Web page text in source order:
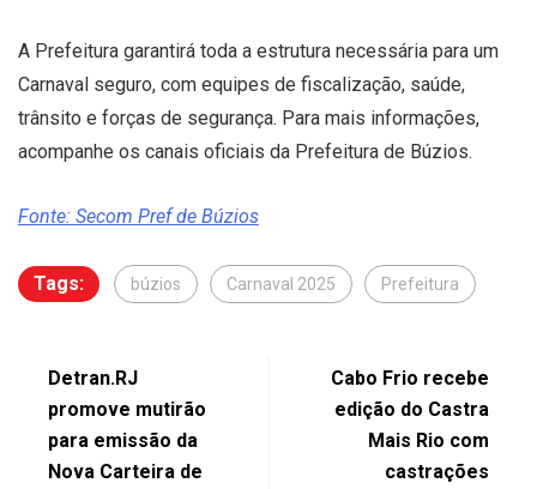
A Prefeitura garantirá toda a estrutura necessária para um
Carnaval seguro, com equipes de fiscalização, saúde,
trânsito e forças de segurança. Para mais informações,
acompanhe os canais oficiais da Prefeitura de Búzios.
Fonte: Secom Pref de Búzios
Tags: búzios Carnaval 2025 Prefeitura
Detran.RJ
promove mutirão
para emissão da
Nova Carteira de
Cabo Frio recebe
edição do Castra
Mais Rio com
castrações